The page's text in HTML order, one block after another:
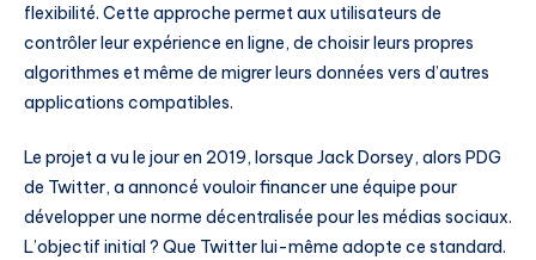
flexibilité. Cette approche permet aux utilisateurs de
contrôler leur expérience en ligne, de choisir leurs propres
algorithmes et même de migrer leurs données vers d’autres
applications compatibles.
Le projet a vu le jour en 2019, lorsque Jack Dorsey, alors PDG
de Twitter, a annoncé vouloir financer une équipe pour
développer une norme décentralisée pour les médias sociaux.
L’objectif initial ? Que Twitter lui-même adopte ce standard.